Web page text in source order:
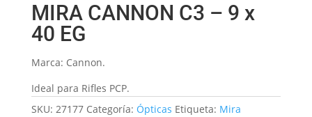
MIRA CANNON C3 – 9 x
40 EG
Marca: Cannon.
Ideal para Rifles PCP.
SKU: 27177 Categoría: Ópticas Etiqueta: Mira